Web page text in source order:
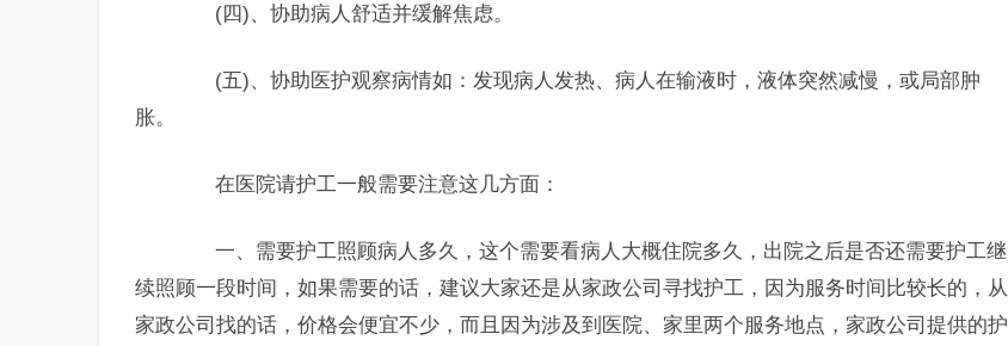
(四)、协助病人舒适并缓解焦虑。
(五)、协助医护观察病情如：发现病人发热、病人在输液时，液体突然减慢，或局部肿
胀。
在医院请护工一般需要注意这几方面：
一、需要护工照顾病人多久，这个需要看病人大概住院多久，出院之后是否还需要护工继
续照顾一段时间，如果需要的话，建议大家还是从家政公司寻找护工，因为服务时间比较长的，从
家政公司找的话，价格会便宜不少，而且因为涉及到医院、家里两个服务地点，家政公司提供的护